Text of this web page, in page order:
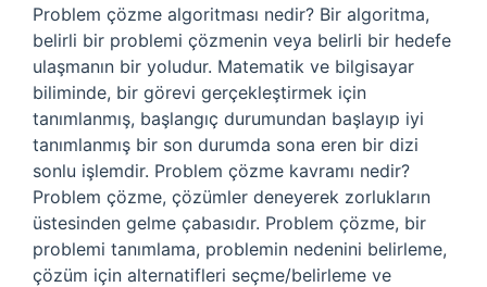
Problem çözme algoritması nedir? Bir algoritma,
belirli bir problemi çözmenin veya belirli bir hedefe
ulaşmanın bir yoludur. Matematik ve bilgisayar
biliminde, bir görevi gerçekleştirmek için
tanımlanmış, başlangıç ​​durumundan başlayıp iyi
tanımlanmış bir son durumda sona eren bir dizi
sonlu işlemdir. Problem çözme kavramı nedir?
Problem çözme, çözümler deneyerek zorlukların
üstesinden gelme çabasıdır. Problem çözme, bir
problemi tanımlama, problemin nedenini belirleme,
çözüm için alternatifleri seçme/belirleme ve